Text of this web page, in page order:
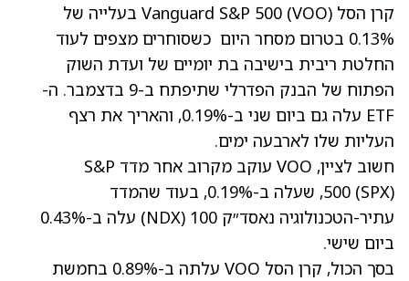
קרן הסל Vanguard S&P 500 (VOO) בעלייה של
0.13% בטרום מסחר היום כשסוחרים מצפים לעוד
החלטת ריבית בישיבה בת יומיים של ועדת השוק
הפתוח של הבנק הפדרלי שתיפתח ב-9 בדצמבר. ה-
ETF עלה גם ביום שני ב-0.19%, והאריך את רצף
העליות שלו לארבעה ימים.
חשוב לציין, VOO עוקב מקרוב אחר מדד S&P
500 (SPX), שעלה ב-0.19%, בעוד שהמדד
עתיר-הטכנולוגיה נאסד״ק 100
(NDX)
עלה ב-0.43%
ביום שישי.
בסך הכול, קרן הסל VOO עלתה ב-0.89% בחמשת